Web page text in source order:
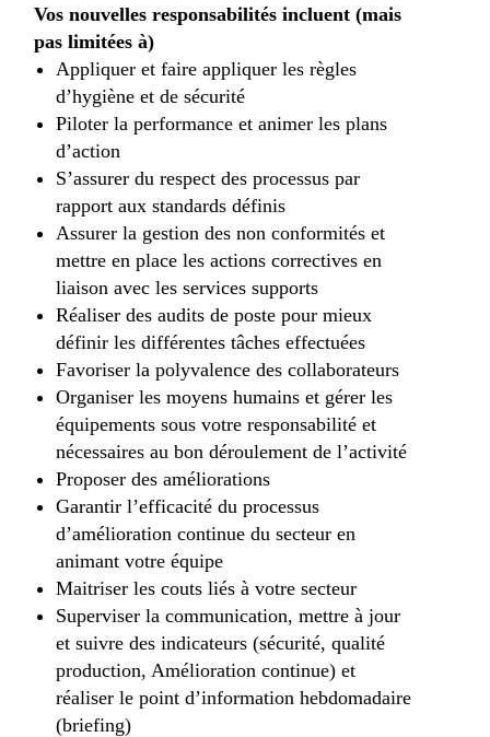
Vos nouvelles responsabilités incluent (mais
pas limitées à)
Appliquer et faire appliquer les règles
d’hygiène et de sécurité
Piloter la performance et animer les plans
d’action
S’assurer du respect des processus par
rapport aux standards définis
Assurer la gestion des non conformités et
mettre en place les actions correctives en
liaison avec les services supports
Réaliser des audits de poste pour mieux
définir les différentes tâches effectuées
Favoriser la polyvalence des collaborateurs
Organiser les moyens humains et gérer les
équipements sous votre responsabilité et
nécessaires au bon déroulement de l’activité
Proposer des améliorations
Garantir l’efficacité du processus
d’amélioration continue du secteur en
animant votre équipe
Maitriser les couts liés à votre secteur
Superviser la communication, mettre à jour
et suivre des indicateurs (sécurité, qualité
production, Amélioration continue) et
réaliser le point d’information hebdomadaire
(briefing)